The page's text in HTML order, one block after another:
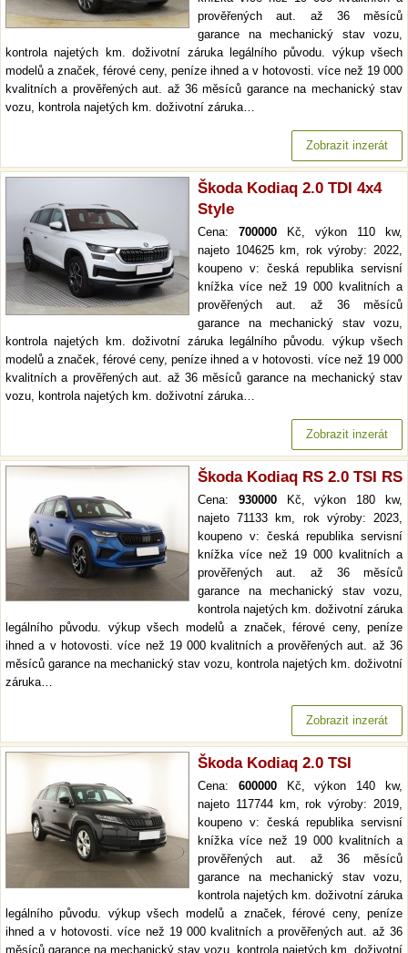
prověřených aut. až 36 měsíců
garance na mechanický stav vozu,
kontrola najetých km. doživotní záruka legálního původu. výkup všech
modelů a značek, férové ceny, peníze ihned a v hotovosti. více než 19 000
kvalitních a prověřených aut. až 36 měsíců garance na mechanický stav
vozu, kontrola najetých km. doživotní záruka…
Zobrazit inzerát
Škoda Kodiaq 2.0 TDI 4x4
Style
Cena: 700000 Kč, výkon 110 kw,
najeto 104625 km, rok výroby: 2022,
koupeno v: česká republika servisní
knížka více než 19 000 kvalitních a
prověřených aut. až 36 měsíců
garance na mechanický stav vozu,
kontrola najetých km. doživotní záruka legálního původu. výkup všech
modelů a značek, férové ceny, peníze ihned a v hotovosti. více než 19 000
kvalitních a prověřených aut. až 36 měsíců garance na mechanický stav
vozu, kontrola najetých km. doživotní záruka…
Zobrazit inzerát
Škoda Kodiaq RS 2.0 TSI RS
Cena: 930000Kč, výkon 180 kw,
najeto 71133 km, rok výroby: 2023,
koupeno v: česká republika servisní
knížka více než 19 000 kvalitních a
prověřených aut. až 36 měsíců
garance na mechanický stav vozu,
kontrola najetých km. doživotní záruka
legálního původu. výkup všech modelů a značek, férové ceny, peníze
ihned a v hotovosti. více než 19 000 kvalitních a prověřených aut. až 36
měsíců garance na mechanický stav vozu, kontrola najetých km. doživotní
záruka…
Zobrazit inzerát
Škoda Kodiaq 2.0 TSI
Cena: 600000Kč, výkon 140 kw,
najeto 117744 km, rok výroby: 2019,
koupeno v: česká republika servisní
knížka více než 19 000 kvalitních a
prověřených aut. až 36 měsíců
garance na mechanický stav vozu,
kontrola najetých km. doživotní záruka
legálního původu. výkup všech modelů a značek, férové ceny, peníze
ihned a v hotovosti. více než 19 000 kvalitních a prověřených aut. až 36
měsíců garance na mechanický stav vozu, kontrola najetých km. doživotní